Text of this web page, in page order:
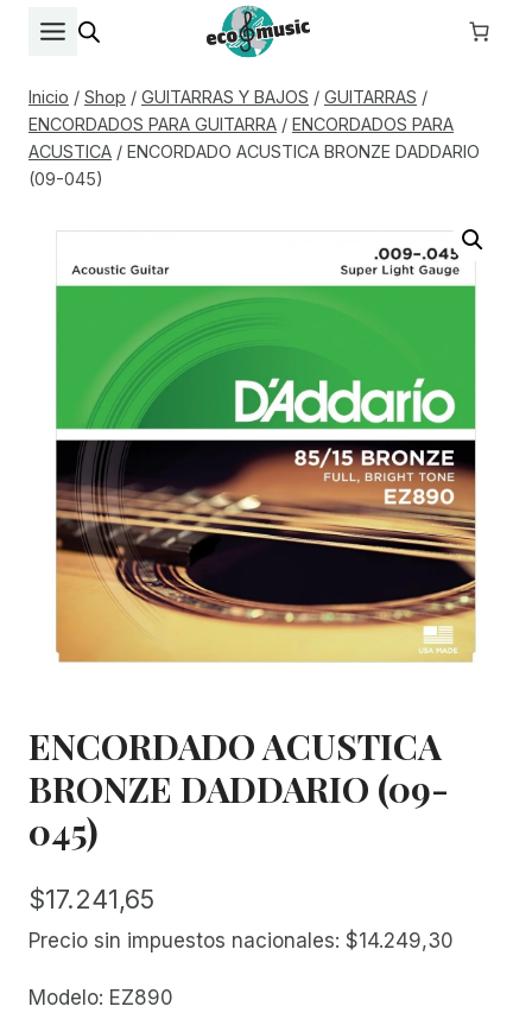
Inicio / Shop / GUITARRAS Y BAJOS / GUITARRAS /
ENCORDADOS PARA GUITARRA / ENCORDADOS PARA
ACUSTICA / ENCORDADO ACUSTICA BRONZE DADDARIO
(09-045)
ENCORDADO ACUSTICA
BRONZE DADDARIO (09-
045)
$17.241,65
Precio sin impuestos nacionales: $14.249,30
Modelo: EZ890